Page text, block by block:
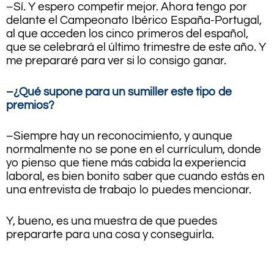
–Sí. Y espero competir mejor. Ahora tengo por
delante el Campeonato Ibérico España-Portugal,
al que acceden los cinco primeros del español,
que se celebrará el último trimestre de este año. Y
me prepararé para ver si lo consigo ganar.
–¿Qué supone para un sumiller este tipo de
premios?
–Siempre hay un reconocimiento, y aunque
normalmente no se pone en el currículum, donde
yo pienso que tiene más cabida la experiencia
laboral, es bien bonito saber que cuando estás en
una entrevista de trabajo lo puedes mencionar.
Y, bueno, es una muestra de que puedes
prepararte para una cosa y conseguirla.